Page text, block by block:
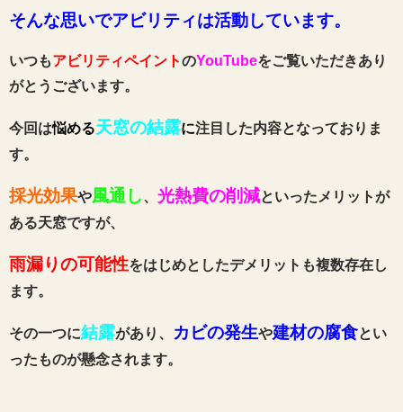
そんな思いでアビリティは活動しています。
いつもアビリティペイントのYouTubeをご覧いただきあり
がとうございます。
今回は悩める天窓の結露に注目した内容となっておりま
す。
採光効果や風通し、 光熱費の削減といったメリットが
ある天窓ですが、
雨漏りの可能性をはじめとしたデメリットも複数存在し
ます。
その一つに結露があり、 カビの発生や建材の腐食とい
ったものが懸念されます。